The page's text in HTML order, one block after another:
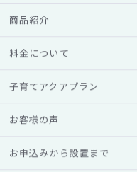
ウォーターサーバー百科事典
ーサーバー関連の準備・
商品紹介
料金について
子育てアクアプラン
お客様の声
お申込みから設置まで